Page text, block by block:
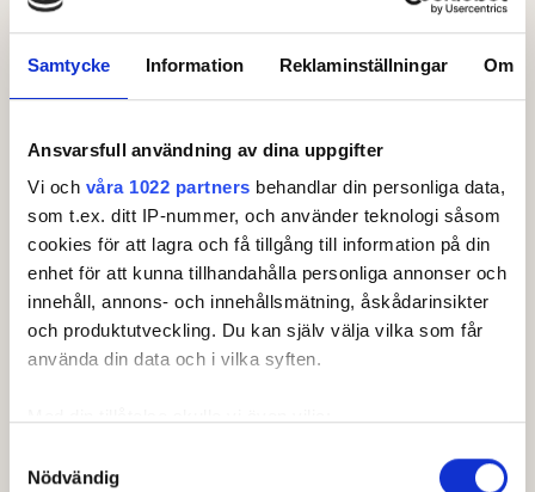
Samtycke Information Reklaminställningar Om
Ansvarsfull användning av dina uppgifter
Vi och våra 1022 partners behandlar din personliga data,
som t.ex. ditt IP-nummer, och använder teknologi såsom
cookies för att lagra och få tillgång till information på din
enhet för att kunna tillhandahålla personliga annonser och
innehåll, annons- och innehållsmätning, åskådarinsikter
och produktutveckling. Du kan själv välja vilka som får
använda din data och i vilka syften.
kan ha en noggrannhet på upp till flera meter
Nödvändig
Leaderboard.
T2 NILSSON, Gert-Inge
T2 1 HILDEBRAND, Per +16
4 1 FLODMAN, Lars +17
5 1 SYLE, Roy +20
Visa fler
Se full leaderboard